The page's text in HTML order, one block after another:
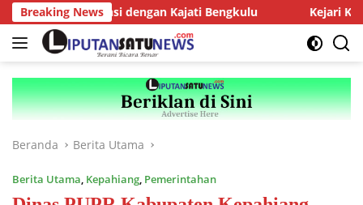
Langsung
ke
konten
Breaking News
AMJ Audiensi dengan Kajati Bengkulu Kejari
Beranda Berita Utama
Berita Utama, Kepahiang, Pemerintahan